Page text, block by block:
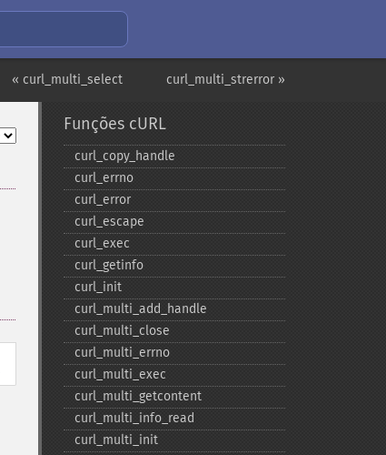
curl_multi_strerror »
« curl_multi_select
Funções cURL
curl_​copy_​handle
curl_​errno
curl_​error
curl_​escape
curl_​exec
curl_​getinfo
curl_​init
curl_​multi_​add_​handle
curl_​multi_​close
curl_​multi_​errno
curl_​multi_​exec
curl_​multi_​getcontent
curl_​multi_​info_​read
curl_​multi_​init